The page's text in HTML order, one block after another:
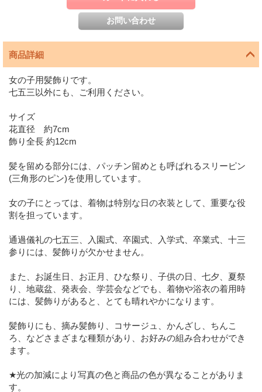
商品詳細
女の子用髪飾りです。
七五三以外にも、ご利用ください。
サイズ
花直径 約7cm
飾り全長 約12cm
髪を留める部分には、パッチン留めとも呼ばれるスリーピン
(三角形のピン)を使用しています。
女の子にとっては、着物は特別な日の衣装として、重要な役
割を担っています。
通過儀礼の七五三、入園式、卒園式、入学式、卒業式、十三
参りには、髪飾りが欠かせません。
また、お誕生日、お正月、ひな祭り、子供の日、七夕、夏祭
り、地蔵盆、発表会、学芸会などでも、着物や浴衣の着用時
には、髪飾りがあると、とても晴れやかになります。
髪飾りにも、摘み髪飾り、コサージュ、かんざし、ちんこ
ろ、などさまざまな種類があり、お好みの組み合わせができ
ます。
★光の加減により写真の色と商品の色が異なることがありま
す。